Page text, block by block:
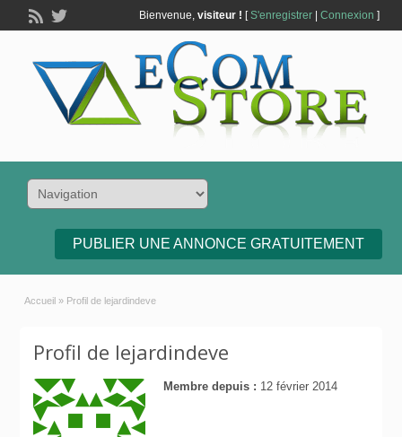
Bienvenue, visiteur ! [S'enregistrer| Connexion ]
PUBLIER UNE ANNONCE GRATUITEMENT
Accueil » Profil de lejardindeve
Profil de lejardindeve
Membre depuis : 12 février 2014